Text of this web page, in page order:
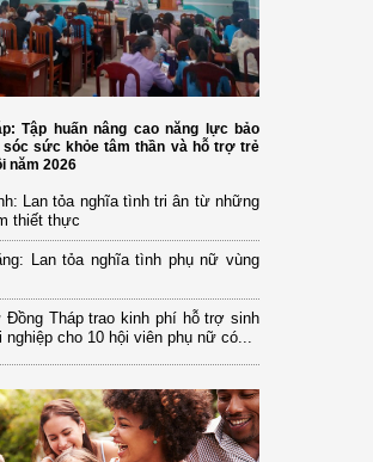
Tập huấn nâng cao năng lực bảo
sóc sức khỏe tâm thần và hỗ trợ trẻ
năm 2026
Lan tỏa nghĩa tình tri ân từ những
thiết thực
Lan tỏa nghĩa tình phụ nữ vùng
Đồng Tháp trao kinh phí hỗ trợ sinh
nghiệp cho 10 hội viên phụ nữ có...